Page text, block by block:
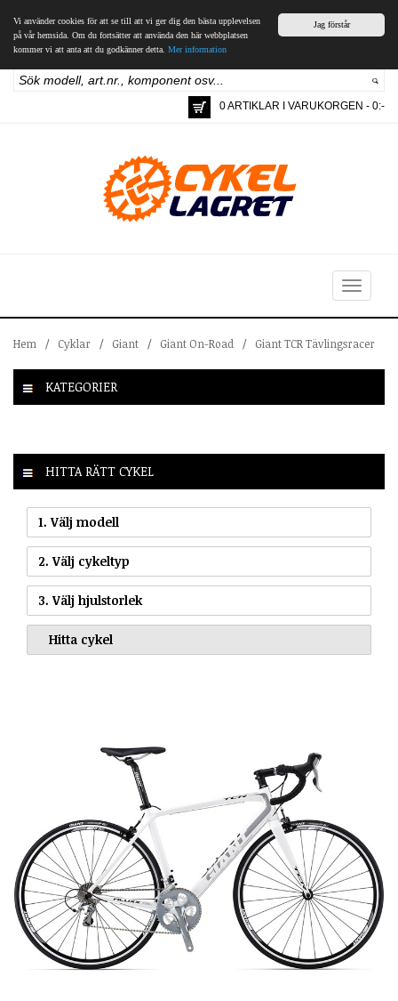
Jag förstår
Vi använder cookies för att se till att vi ger dig den bästa upplevelsen
på vår hemsida. Om du fortsätter att använda den här webbplatsen
kommer vi att anta att du godkänner detta. Mer information
0 ARTIKLAR I VARUKORGEN - 0:-
Toggle
navigation
Hem / Cyklar / Giant / Giant On-Road / Giant TCR Tävlingsracer
KATEGORIER
HITTA RÄTT CYKEL
1. Välj modell
2. Välj cykeltyp
3. Välj hjulstorlek